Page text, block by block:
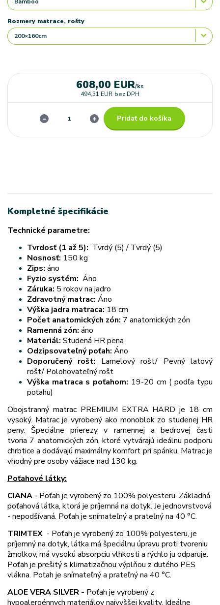
Rozmery matrace, rošty
608,00 EUR/ks
494,31 EUR bez DPH
Pridať do košíka
Kompletné špecifikácie
Technické parametre:
Tvrdosť (1 až 5): Tvrdý (5) / Tvrdý (5)
Nosnosť: 150 kg
Zips: áno
Fyzio systém: Áno
Záruka: 5 rokov na jadro
Zdravotný matrac: Áno
Výška jadra matraca: 18 cm
Počet anatomických zón: 7 anatomických zón
Ramenná zón: áno
Materiál: Studená HR pena
Odzipsovateľný poťah: Áno
Doporučený rošt: Lamelový rošt/ Pevný latový
rošt/ Polohovateľný rošt
Výška matraca s poťahom: 19-20 cm ( podľa typu
poťahu)
Obojstranný matrac PREMIUM EXTRA HARD je 18 cm
vysoký. Matrac je vyrobený ako monoblok zo studenej HR
peny. Špeciálne prierezy v ramennej a bedrovej časti
tvoria 7 anatomických zón, ktoré vytvárajú ideálnu podporu
chrbtice a dodávajú maximálny komfort pri spánku. Matrac je
vhodný pre osoby vážiace nad 130 kg.
Poťahové látky:
CIANA - Poťah je vyrobený zo 100% polyesteru. Základná
poťahová látka, ktorá je príjemná na dotyk. Je jednovrstvová
- nepodšívaná. Poťah je snímateľný a prateľný na 40 °C.
TRIMTEX - Poťah je vyrobený zo 100% polyesteru, je
príjemný na dotyk, látka má špeciálnu úpravu proti tvoreniu
žmolkov, má vysokú absorpciu vlhkosti a rýchlo ju odparuje.
Poťah je prešitý s klimatizačnou výplňou z dutého PES
vlákna. Poťah je snímateľný a prateľný na 40 °C.
ALOE VERA SILVER - Poťah je vyrobený z
hypoalergénnych materiálov najvyššej kvality. Ideálne